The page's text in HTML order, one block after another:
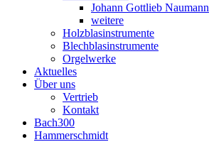
Johann Gottlieb Naumann
weitere
Holzblasinstrumente
Blechblasinstrumente
Orgelwerke
Aktuelles
Über uns
Vertrieb
Kontakt
Bach300
Hammerschmidt